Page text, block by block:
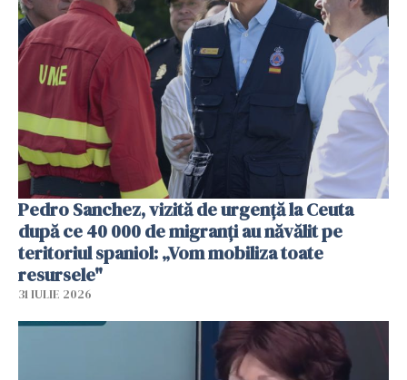
Pedro Sanchez, vizită de urgență la Ceuta
după ce 40 000 de migranți au năvălit pe
teritoriul spaniol: „Vom mobiliza toate
resursele"
31 IULIE 2026